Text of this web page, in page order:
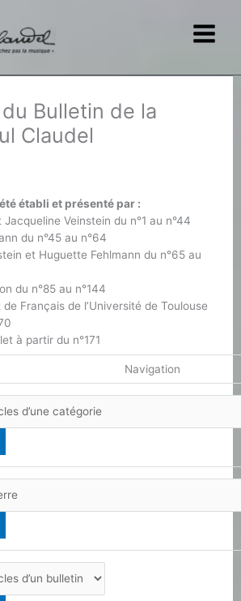
Bulletin de la
Claudel
établi et présenté par :
Veinstein du n°1 au n°44
du n°45 au n°64
et Huguette Fehlmann du n°65 au
du n°85 au n°144
Français de l’Université de Toulouse
à partir du n°171
Navigation